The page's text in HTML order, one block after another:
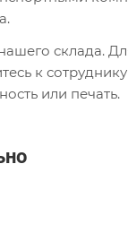
склада.
к
или печать.